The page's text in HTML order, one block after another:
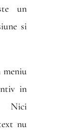
un
si
meniu
in
Nici
nu